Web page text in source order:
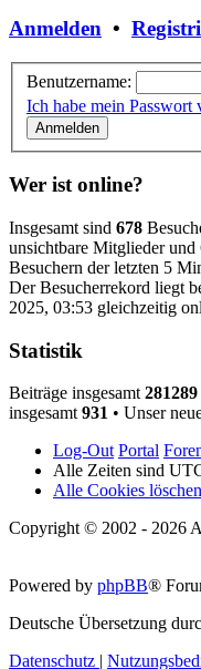
Anmelden •
Benutzername:
Ich habe mein Passwort
Wer ist online?
Insgesamt sind 678
unsichtbare Mitglieder und
Besuchern der letzten 5
Der Besucherrekord liegt
2025, 03:53 gleichzeitig
Statistik
Beiträge insgesamt 281289
insgesamt 931 • Unser
Log-Out Portal
Alle Zeiten sind
Alle Cookies löschen
Copyright © 2002 - 2026
Powered by phpBB®
Deutsche Übersetzung
Datenschutz |